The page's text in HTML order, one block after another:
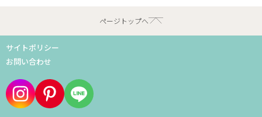
ページトップへ
サイトポリシー
お問い合わせ